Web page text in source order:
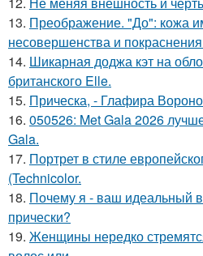
13. Преображение. "До": кожа
несовершенства и
14. Шикарная доджа кэт на
британского Elle.
15. Прическа, - Глафира
16. 050526: Met Gala 2026
Gala.
17. Портрет в стиле
(Technicolor.
18. Почему я - ваш идеальный
прически?
19. Женщины нередко